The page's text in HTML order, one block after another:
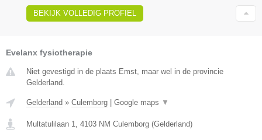
BEKIJK VOLLEDIG PROFIEL
Evelanx fysiotherapie
Niet gevestigd in de plaats Emst, maar wel in de provincie
Gelderland.
Gelderland » Culemborg Google maps ▼
Multatulilaan 1 4103 NM Culemborg (Gelderland)